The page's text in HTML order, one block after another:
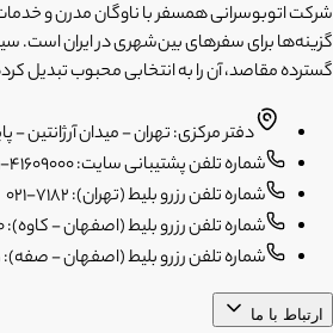
شرکت اتوبوسرانی همسفر با ناوگان مدرن و
گزینه‌ها برای سفرهای بین‌شهری در ایران است.
گسترده مقاصد، آن را به انتخابی محبوب تبدیل
دفتر مرکزی: تهران - میدان آرژانتین -
شماره تلفن پشتیبانی سایت: 41609000-021
شماره تلفن رزرو بلیط (تهران): 7182-021
شماره تلفن رزرو بلیط (اصفهان - کاوه): 34359100-031
شماره تلفن رزرو بلیط (اصفهان - صفه): 36732725-031
ارتباط با ما